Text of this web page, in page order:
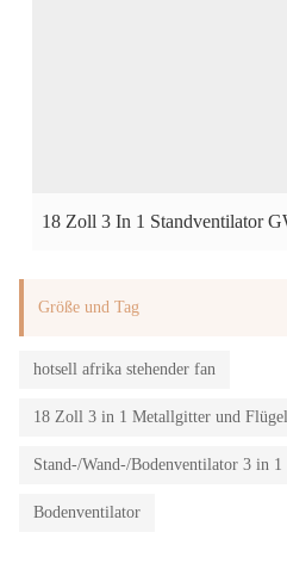
18 Zoll 3 In 1 Standventilator
Größe und Tag
hotsell afrika stehender fan
18 Zoll 3 in 1 Metallgitter und
Stand-/Wand-/Bodenventilator 3 in 1
Bodenventilator